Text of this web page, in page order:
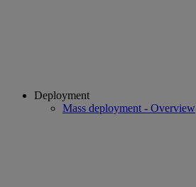
Deployment
Mass deployment - Overview